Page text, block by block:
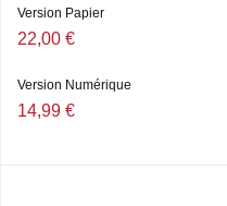
* Trente-six ans plus tôt
* Musiques pour l’image
* Interviews et coda...
Version Papier
22,00 €
Version Numérique
14,99 €